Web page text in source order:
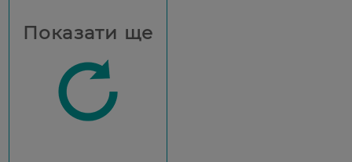
Показати ще